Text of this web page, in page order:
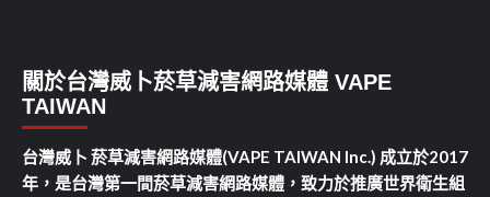
關於台灣威卜菸草減害網路媒體 VAPE
TAIWAN
台灣威卜 菸草減害網路媒體(VAPE TAIWAN Inc.) 成立於2017
年，是台灣第一間菸草減害網路媒體，致力於推廣世界衛生組